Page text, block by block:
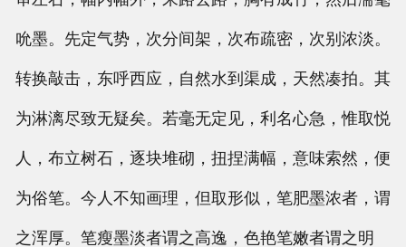
吮墨。先定气势，次分间架，次布疏密，次别浓淡。
转换敲击，东呼西应，自然水到渠成，天然凑拍。其
为淋漓尽致无疑矣。若毫无定见，利名心急，惟取悦
人，布立树石，逐块堆砌，扭捏满幅，意味索然，便
为俗笔。今人不知画理，但取形似，笔肥墨浓者，谓
之浑厚。笔瘦墨淡者谓之高逸，色艳笔嫩者谓之明